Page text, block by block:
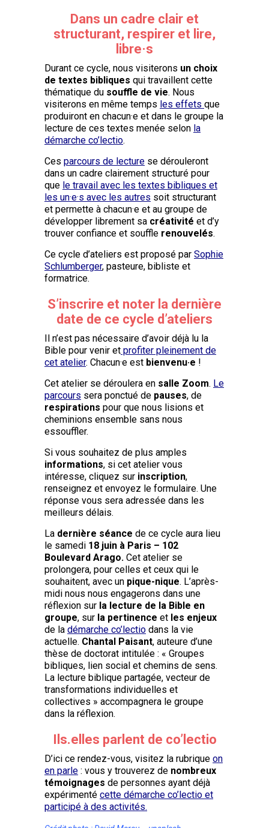
Dans un cadre clair et
structurant, respirer et lire,
libre·s
Durant ce cycle, nous visiterons un choix
de textes bibliques qui travaillent cette
thématique du souffle de vie. Nous
visiterons en même temps les effets que
produiront en chacun·e et dans le groupe la
lecture de ces textes menée selon la
démarche co’lectio.
Ces parcours de lecture se dérouleront
dans un cadre clairement structuré pour
que le travail avec les textes bibliques et
les un·e·s avec les autres soit structurant
et permette à chacun·e et au groupe de
développer librement sa créativité et d’y
trouver confiance et souffle renouvelés.
Ce cycle d’ateliers est proposé par Sophie
Schlumberger, pasteure, bibliste et
formatrice.
S’inscrire et noter la dernière
date de ce cycle d’ateliers
Il n’est pas nécessaire d’avoir déjà lu la
Bible pour venir et profiter pleinement de
cet atelier. Chacun·e est bienvenu·e !
Cet atelier se déroulera en salle Zoom. Le
parcours sera ponctué de pauses, de
respirations pour que nous lisions et
cheminions ensemble sans nous
essouffler.
Si vous souhaitez de plus amples
informations, si cet atelier vous
intéresse, cliquez sur inscription,
renseignez et envoyez le formulaire. Une
réponse vous sera adressée dans les
meilleurs délais.
La dernière séance de ce cycle aura lieu
le samedi 18 juin à Paris – 102
Boulevard Arago. Cet atelier se
prolongera, pour celles et ceux qui le
souhaitent, avec un pique-nique. L’après-
midi nous nous engagerons dans une
réflexion sur la lecture de la Bible en
groupe, sur la pertinence et les enjeux
de la démarche co’lectio dans la vie
actuelle. Chantal Paisant, auteure d’une
thèse de doctorat intitulée : « Groupes
bibliques, lien social et chemins de sens.
La lecture biblique partagée, vecteur de
transformations individuelles et
collectives » accompagnera le groupe
dans la réflexion.
Ils.elles parlent de co’lectio
D’ici ce rendez-vous, visitez la rubrique on
en parle : vous y trouverez de nombreux
témoignages de personnes ayant déjà
expérimenté cette démarche co’lectio et
participé à des activités.